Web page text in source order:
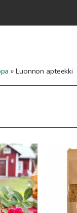
»Luonnon apteekki
hunaja
useampi